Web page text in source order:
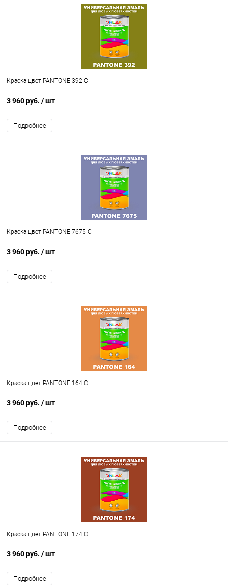
Краска цвет PANTONE 392 C
3 960 руб. / шт
Подробнее
Краска цвет PANTONE 7675 C
3 960 руб. / шт
Подробнее
Краска цвет PANTONE 164 C
3 960 руб. / шт
Подробнее
Краска цвет PANTONE 174 C
3 960 руб. / шт
Подробнее